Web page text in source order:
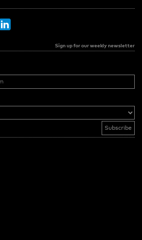
Sign up for our weekly newsletter